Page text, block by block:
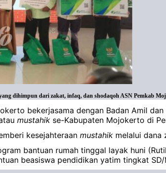
dihimpun dari zakat, infaq, dan shodaqoh ASN Pemkab
bekerjasama dengan Badan Amil
mustahik se-Kabupaten Mojokerto di
kesejahteraan mustahik melalui dana
bantuan rumah tinggal layak huni
beasiswa pendidikan yatim tingkat